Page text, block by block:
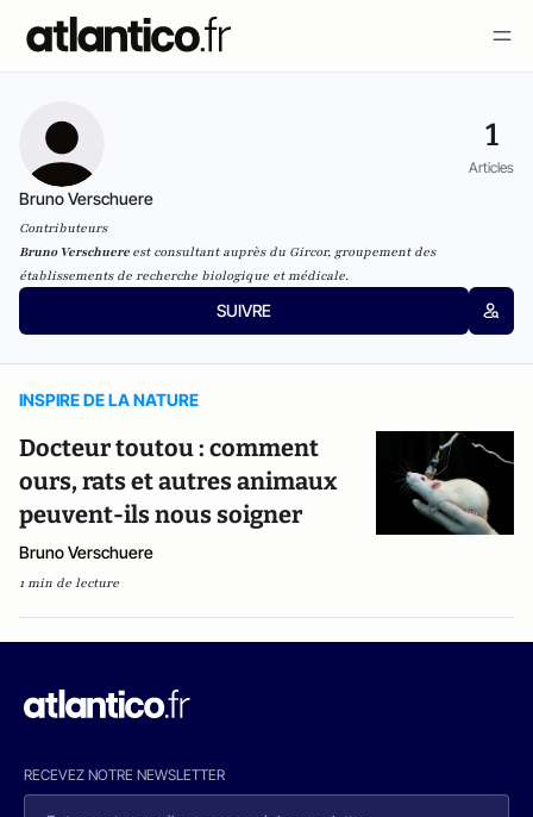
1
Articles
Bruno Verschuere
Contributeurs
Bruno Verschuere est consultant auprès du Gircor, groupement des
établissements de recherche biologique et médicale.
SUIVRE
INSPIRE DE LA NATURE
Docteur toutou : comment
ours, rats et autres animaux
peuvent-ils nous soigner
Bruno Verschuere
1 min de lecture
RECEVEZ NOTRE NEWSLETTER